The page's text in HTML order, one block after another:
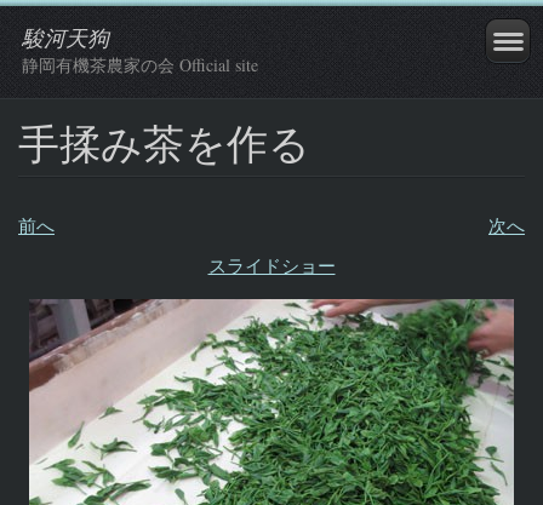
駿河天狗
静岡有機茶農家の会 Official site
手揉み茶を作る
前へ
次へ
スライドショー